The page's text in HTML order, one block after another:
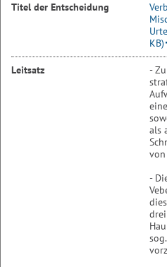
Titel der Entscheidung
KB)
Leitsatz
-
als
-